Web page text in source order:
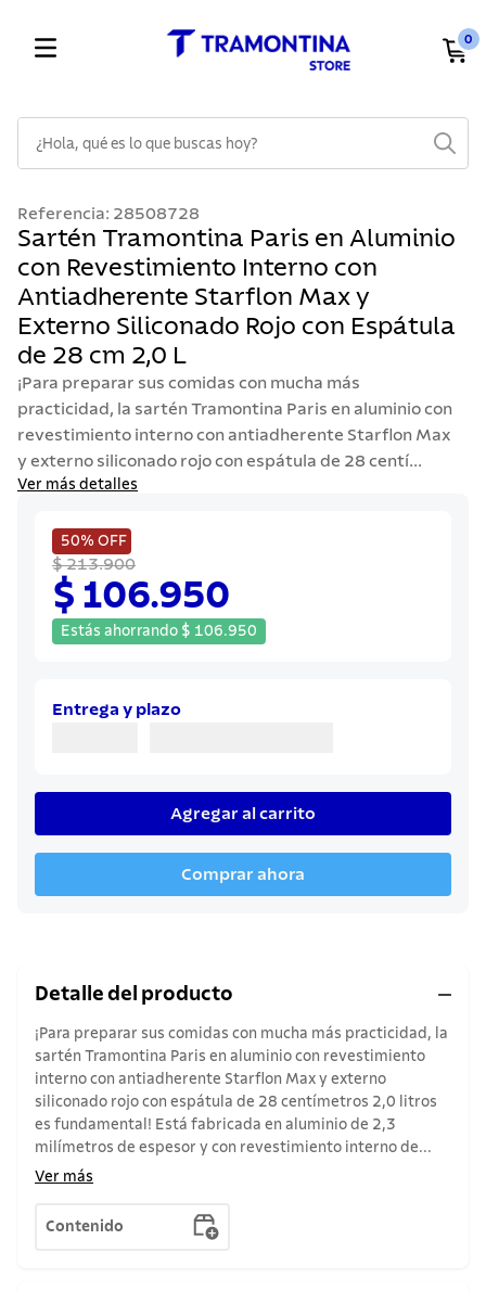
0
Referencia: 28508728
Sartén Tramontina Paris en Aluminio
con Revestimiento Interno con
Antiadherente Starflon Max y
Externo Siliconado Rojo con Espátula
de 28 cm 2,0 L
¡Para preparar sus comidas con mucha más
practicidad, la sartén Tramontina Paris en aluminio con
revestimiento interno con antiadherente Starflon Max
y externo siliconado rojo con espátula de 28 centí...
Ver más detalles
50% OFF
$ 213.900
$ 106.950
Estás ahorrando $ 106.950
Entrega y plazo
Agregar al carrito
Comprar ahora
Detalle del producto
¡Para preparar sus comidas con mucha más practicidad, la
sartén Tramontina Paris en aluminio con revestimiento
interno con antiadherente Starflon Max y externo
siliconado rojo con espátula de 28 centímetros 2,0 litros
es fundamental! Está fabricada en aluminio de 2,3
milímetros de espesor y con revestimiento interno de...
Ver más
Contenido
1 .
cuchillos
2.
cubiertos
3.
sarten
4.
ollas
5.
lavaplatos
6.
acero inoxidable
7.
sartenes
8.
cuchillo
juego cuchillos
10. olla